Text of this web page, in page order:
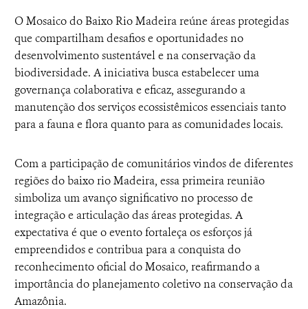
O Mosaico do Baixo Rio Madeira reúne áreas protegidas
que compartilham desafios e oportunidades no
desenvolvimento sustentável e na conservação da
biodiversidade. A iniciativa busca estabelecer uma
governança colaborativa e eficaz, assegurando a
manutenção dos serviços ecossistêmicos essenciais tanto
para a fauna e flora quanto para as comunidades locais.
Com a participação de comunitários vindos de diferentes
regiões do baixo rio Madeira, essa primeira reunião
simboliza um avanço significativo no processo de
integração e articulação das áreas protegidas. A
expectativa é que o evento fortaleça os esforços já
empreendidos e contribua para a conquista do
reconhecimento oficial do Mosaico, reafirmando a
importância do planejamento coletivo na conservação da
Amazônia.